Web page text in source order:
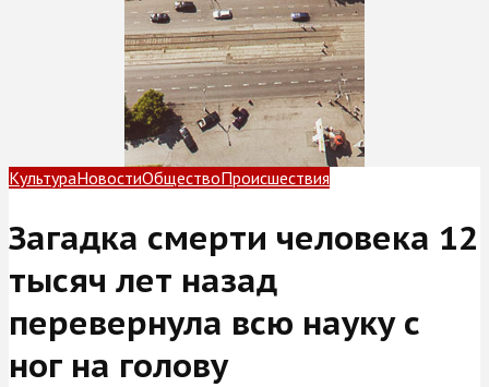
КультураНовостиОбществоПроисшествия
Загадка смерти человека 12
тысяч лет назад
перевернула всю науку с
ног на голову